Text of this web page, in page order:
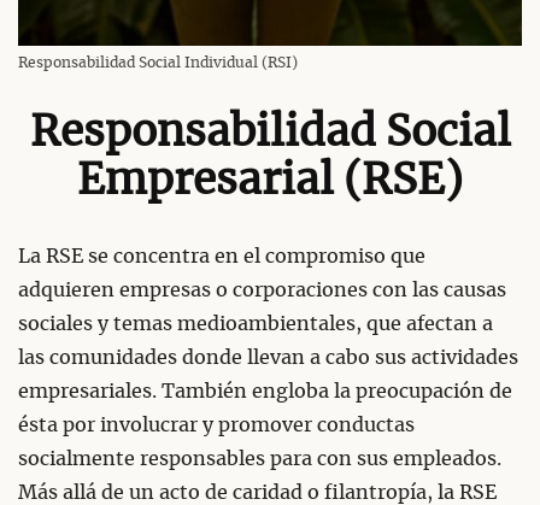
Responsabilidad Social Individual (RSI)
Responsabilidad Social
Empresarial (RSE)
La RSE se concentra en el compromiso que
adquieren empresas o corporaciones con las causas
sociales y temas medioambientales, que afectan a
las comunidades donde llevan a cabo sus actividades
empresariales. También engloba la preocupación de
ésta por involucrar y promover conductas
socialmente responsables para con sus empleados.
Más allá de un acto de caridad o filantropía, la RSE